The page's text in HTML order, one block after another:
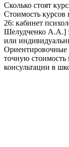
Сколько стоят
Стоимость курсов
26: кабинет
Шелудченко А.А.]
или
Ориентировочные
точную
консультации в